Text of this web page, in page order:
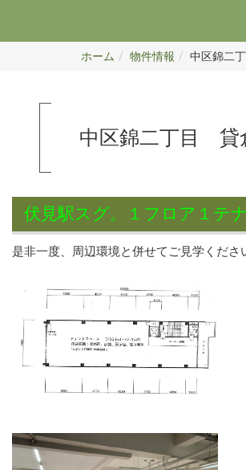
ホーム 物件情報 中区錦二
中区錦二丁目 貸
伏見駅スグ。１フロア１テ
是非一度、周辺環境と併せてご見学くださ